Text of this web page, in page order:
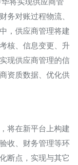
务对账过程物流、
，供应商管理将建
核、信息变更、升
现供应商管理的信
资质数据、优化供
将在新平台上构建
收、财务管理等环
断点，实现与其它